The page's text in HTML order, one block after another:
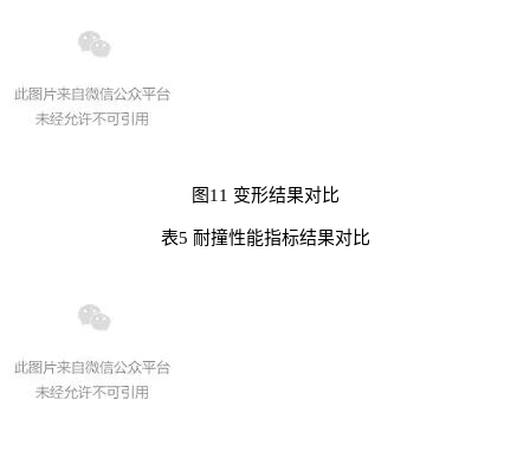
图11 变形结果对比
表5 耐撞性能指标结果对比